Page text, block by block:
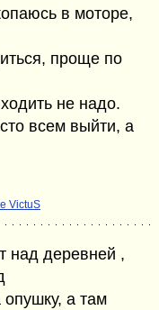
в моторе,
проще по
не надо.
всем выйти, а
VictuS
над деревней ,
а там